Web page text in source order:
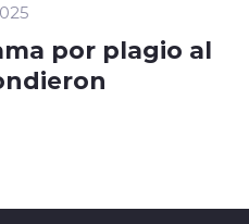
por plagio al